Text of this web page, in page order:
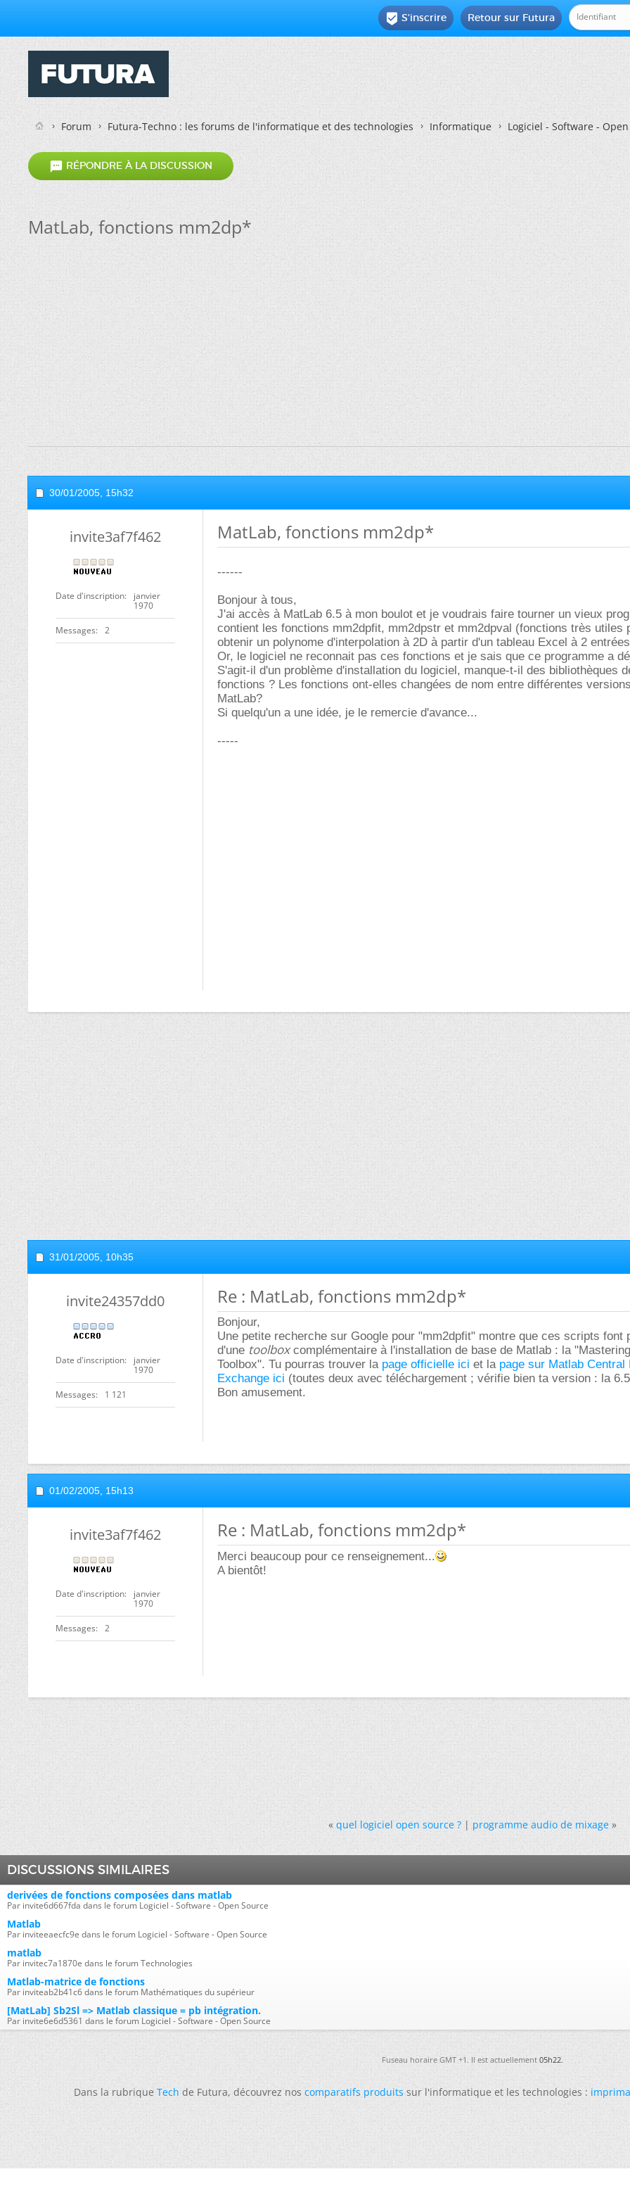
Retour sur Futura
 S'inscrire
Forum Futura-Techno : les forums de l'informatique et des technologies Informatique Logiciel - Software -
 RÉPONDRE À LA DISCUSSION
MatLab, fonctions mm2dp*
30/01/2005, 15h32
invite3af7f462
Date d'inscription
janvier
1970
Messages 2
MatLab, fonctions mm2dp*
------
Bonjour à tous,
J'ai accès à MatLab 6.5 à mon boulot et je voudrais faire tourner un vieux
contient les fonctions mm2dpfit, mm2dpstr et mm2dpval (fonctions très utiles
obtenir un polynome d'interpolation à 2D à partir d'un tableau Excel à 2
Or, le logiciel ne reconnait pas ces fonctions et je sais que ce programme a
S'agit-il d'un problème d'installation du logiciel, manque-t-il des bibliothèques
fonctions ? Les fonctions ont-elles changées de nom entre différentes
MatLab?
Si quelqu'un a une idée, je le remercie d'avance...
-----
31/01/2005, 10h35
invite24357dd0
Date d'inscription
janvier
1970
Messages 1 121
Re : MatLab, fonctions mm2dp*
Bonjour,
Une petite recherche sur Google pour "mm2dpfit" montre que ces scripts font
d'une toolboxcomplémentaire à l'installation de base de Matlab : la
Toolbox". Tu pourras trouver la page officielle ici et la page sur Matlab Central
Exchange ici (toutes deux avec téléchargement ; vérifie bien ta version : la
Bon amusement.
01/02/2005, 15h13
invite3af7f462
Date d'inscription
janvier
1970
Messages 2
Re : MatLab, fonctions mm2dp*
Merci beaucoup pour ce renseignement...
A bientôt!
« quel logiciel open source ?|programme audio de mixage »
DISCUSSIONS SIMILAIRES
derivées de fonctions composées dans matlab
Par invite6d667fda dans le forum Logiciel - Software - Open Source
Matlab
Par inviteeaecfc9e dans le forum Logiciel - Software - Open Source
matlab
Par invitec7a1870e dans le forum Technologies
Matlab-matrice de fonctions
Par inviteab2b41c6 dans le forum Mathématiques du supérieur
[MatLab] Sb2Sl => Matlab classique = pb intégration.
Par invite6e6d5361 dans le forum Logiciel - Software - Open Source
Fuseau horaire GMT +1. Il est actuellement05h22.
Dans la rubriqueTechde Futura, découvrez noscomparatifs produitssur l'informatique et les technologies :